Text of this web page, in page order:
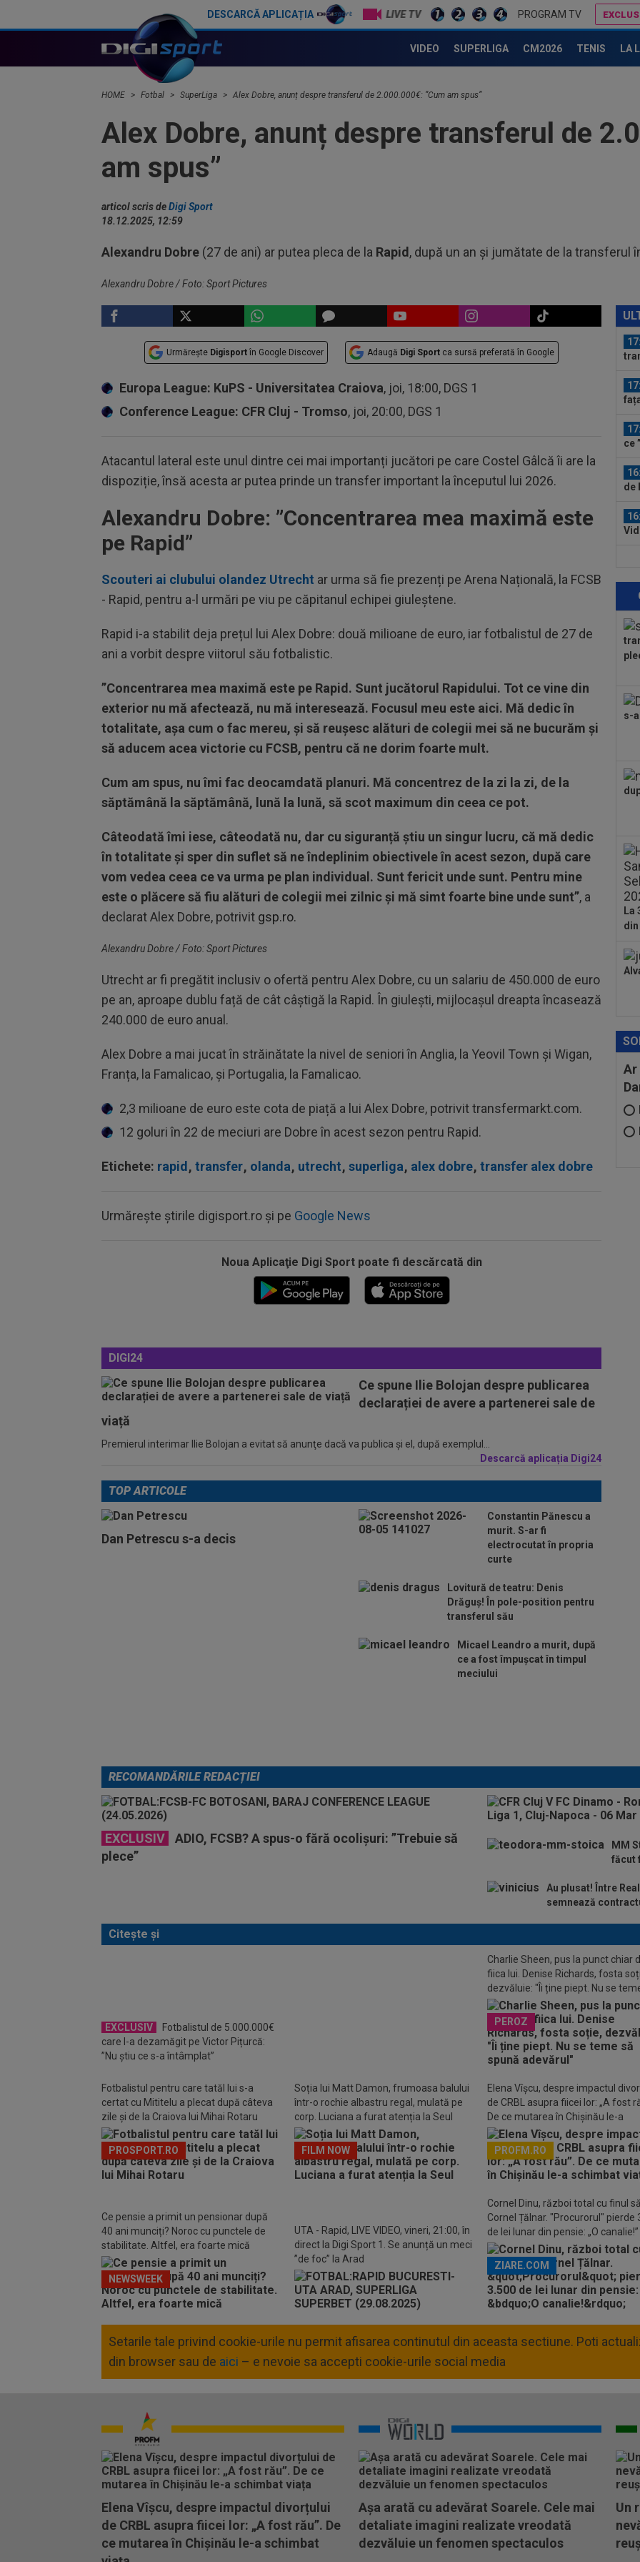
DESCARCĂ APLICAȚIA LIVE TV PROGRAM TV
VIDEO SUPERLIGA CM2026 TENIS LA
HOME Fotbal SuperLiga Alex Dobre, anunț despre transferul de 2.000.000€: ”Cum am spus”
Alex Dobre, anunț despre transferul de
am spus”
articol scris deDigi Sport
18.12.2025, 12:59
Alexandru Dobre (27 de ani) ar putea pleca de la Rapid , după un an și jumătate de la transferul
Alexandru Dobre / Foto: Sport Pictures
Urmărește Digisport în Google Discover Adaugă Digi Sport ca sursă preferată în Google
Europa League: KuPS - Universitatea Craiova, joi, 18:00, DGS 1
Conference League: CFR Cluj - Tromso, joi, 20:00, DGS 1
Atacantul lateral este unul dintre cei mai importanți jucători pe care Costel Gâlcă îi are la
dispoziție, însă acesta ar putea prinde un transfer important la începutul lui 2026.
Alexandru Dobre: ”Concentrarea mea maximă este
pe Rapid”
Scouteri ai clubului olandez Utrecht ar urma să fie prezenți pe Arena Națională, la FCSB
- Rapid, pentru a-l urmări pe viu pe căpitanul echipei giuleștene.
Rapid i-a stabilit deja prețul lui Alex Dobre: două milioane de euro, iar fotbalistul de 27 de
ani a vorbit despre viitorul său fotbalistic.
”Concentrarea mea maximă este pe Rapid. Sunt jucătorul Rapidului. Tot ce vine din
exterior nu mă afectează, nu mă interesează. Focusul meu este aici. Mă dedic în
totalitate, așa cum o fac mereu, și să reușesc alături de colegii mei să ne bucurăm și
să aducem acea victorie cu FCSB, pentru că ne dorim foarte mult.
Cum am spus, nu îmi fac deocamdată planuri. Mă concentrez de la zi la zi, de la
săptămână la săptămână, lună la lună, să scot maximum din ceea ce pot.
Câteodată îmi iese, câteodată nu, dar cu siguranță știu un singur lucru, că mă dedic
în totalitate și sper din suflet să ne îndeplinim obiectivele în acest sezon, după care
vom vedea ceea ce va urma pe plan individual. Sunt fericit unde sunt. Pentru mine
este o plăcere să fiu alături de colegii mei zilnic și mă simt foarte bine unde sunt”, a
declarat Alex Dobre, potrivit gsp.ro.
Alexandru Dobre / Foto: Sport Pictures
Utrecht ar fi pregătit inclusiv o ofertă pentru Alex Dobre, cu un salariu de 450.000 de euro
pe an, aproape dublu față de cât câștigă la Rapid. În giulești, mijlocașul dreapta încasează
240.000 de euro anual.
Alex Dobre a mai jucat în străinătate la nivel de seniori în Anglia, la Yeovil Town și Wigan,
Franța, la Famalicao, și Portugalia, la Famalicao.
2,3 milioane de euro este cota de piață a lui Alex Dobre, potrivit transfermarkt.com.
12 goluri în 22 de meciuri are Dobre în acest sezon pentru Rapid.
Etichete: rapid , transfer, olanda, utrecht, superliga, alex dobre, transfer alex dobre
Urmărește știrile digisport.ro și pe Google News
Noua Aplicaţie Digi Sport poate fi descărcată din
DIGI24
Ce spune Ilie Bolojan despre publicarea
declarației de avere a partenerei sale de
viață
Premierul interimar Ilie Bolojan a evitat să anunţe dacă va publica şi el, după exemplul...
Descarcă aplicația Digi24
de
ce
de
din
o
ce
s-
La
Ar
TOP ARTICOLE
Dan Petrescu s-a decis
Constantin Pănescu a
murit. S-ar fi
electrocutat în propria
curte
Lovitură de teatru: Denis
Drăguș! În pole-position pentru
transferul său
Micael Leandro a murit, după
ce a fost împușcat în timpul
meciului
RECOMANDĂRILE REDACȚIEI
EXCLUSIV
ADIO, FCSB? A spus-o fără ocolișuri: ”Trebuie să
plece”
MM
făcut
Au plusat! Între
semnează
Citește și
EXCLUSIV
Fotbalistul de 5.000.000€
care l-a dezamăgit pe Victor Pițurcă:
”Nu știu ce s-a întâmplat”
Charlie Sheen, pus la punct chiar
fiica lui. Denise Richards, fosta
dezvăluie: "Îi ține piept. Nu se
spună adevărul"
PEROZ
Fotbalistul pentru care tatăl lui s-a
certat cu Mititelu a plecat după câteva
zile și de la Craiova lui Mihai Rotaru
PROSPORT.RO
Soția lui Matt Damon, frumoasa balului
într-o rochie albastru regal, mulată pe
corp. Luciana a furat atenția la Seul
FILM NOW
Elena Vîșcu, despre impactul
de CRBL asupra fiicei lor: „A fost
De ce mutarea în Chișinău le-a
schimbat viața
PROFM.RO
Ce pensie a primit un pensionar după
40 ani munciți? Noroc cu punctele de
stabilitate. Altfel, era foarte mică
NEWSWEEK
UTA - Rapid, LIVE VIDEO, vineri, 21:00, în
direct la Digi Sport 1. Se anunță un meci
”de foc” la Arad
Cornel Dinu, război total cu finul
Cornel Țălnar. "Procurorul" pierde
de lei lunar din pensie: „O canalie!”
ZIARE.COM
Setarile tale privind cookie-urile nu permit afisarea continutul din aceasta sectiune. Poti
din browser sau de aici – e nevoie sa accepti cookie-urile social media
Elena Vîșcu, despre impactul divorțului
de CRBL asupra fiicei lor: „A fost rău”. De
ce mutarea în Chișinău le-a schimbat
Așa arată cu adevărat Soarele. Cele mai
detaliate imagini realizate vreodată
dezvăluie un fenomen spectaculos
Un